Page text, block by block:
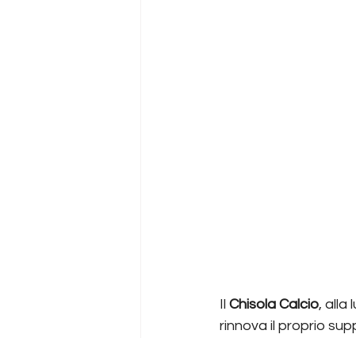
Il Chisola Calcio, alla
rinnova il proprio